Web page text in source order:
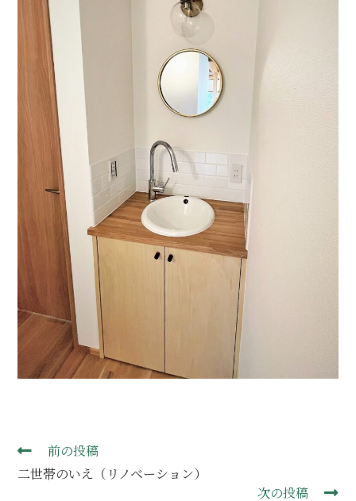
前の投稿
二世帯のいえ（リノベーション）
次の投稿